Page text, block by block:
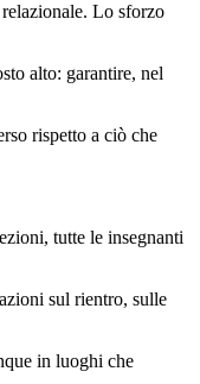
Lo sforzo
alto: garantire, nel
rispetto a ciò che
tutte le insegnanti
sul rientro, sulle
in luoghi che